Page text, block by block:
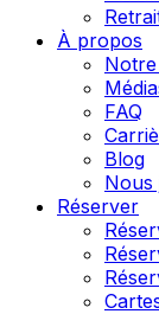
À propos
FAQ
Blog
Nous
Réserver